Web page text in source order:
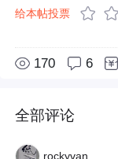
给本帖投票
170 6
全部评论
rockyvan